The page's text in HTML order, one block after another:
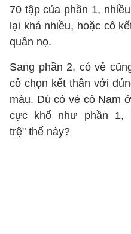
70 tập của phần 1,
lại khá nhiều, hoặc cô
quần nọ.
Sang phần 2, có vẻ
cô chọn kết thân với
màu. Dù có vẻ cô Nam
cực khổ như phần 1,
trệ" thế này?